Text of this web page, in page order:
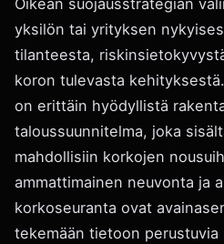
Oikean suojausstrategian
yksilön tai yrityksen
tilanteesta,
koron tulevasta
on erittäin hyödyllistä
taloussuunnitelma, joka
mahdollisiin korkojen
ammattimainen neuvonta ja
korkoseuranta ovat
tekemään tietoon perustuvia